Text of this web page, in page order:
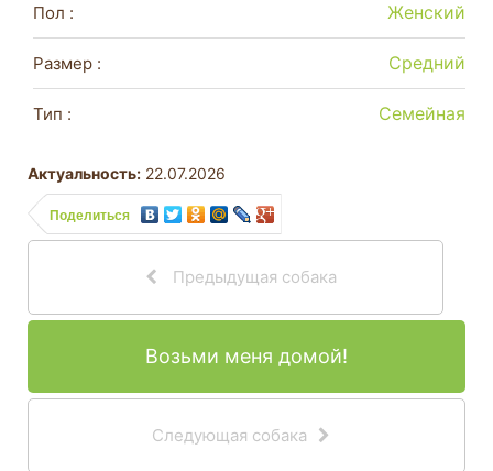
Пол : Женский
Размер : Средний
Тип : Семейная
Актуальность: 22.07.2026
Поделиться
Предыдущая собака
Возьми меня домой!
Следующая собака